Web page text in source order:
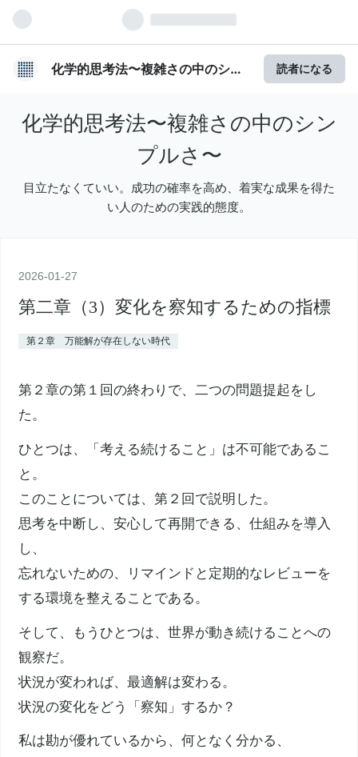
化学的思考法〜複雑さの中のシン
読者になる
化学的思考法〜複雑さの中のシン
プルさ〜
目立たなくていい。成功の確率を高め、着実な成果を得た
い人のための実践的態度。
2026-01-27
第二章（3）変化を察知するための指標
第２章 万能解が存在しない時代
第２章の第１回の終わりで、二つの問題提起をし
た。
ひとつは、「考える続けること」は不可能であるこ
と。
このことについては、第２回で説明した。
思考を中断し、安心して再開できる、仕組みを導入
し、
忘れないための、リマインドと定期的なレビューを
する環境を整えることである。
そして、もうひとつは、世界が動き続けることへの
観察だ。
状況が変われば、最適解は変わる。
状況の変化をどう「察知」するか？
私は勘が優れているから、何となく分かる、